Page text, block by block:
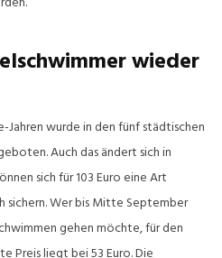
wieder
wurde in den fünf städtischen
Auch das ändert sich in
sich für 103 Euro eine Art
sichern. Wer bis Mitte September
gehen möchte, für den